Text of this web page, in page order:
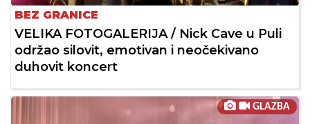
BEZ GRANICE
VELIKA FOTOGALERIJA / Nick Cave u Puli
održao silovit, emotivan i neočekivano
duhovit koncert
GLAZBA